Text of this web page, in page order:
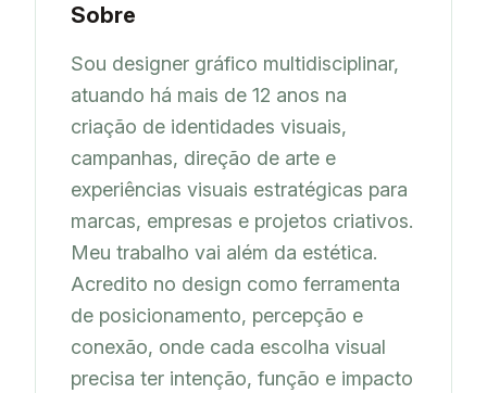
Sobre
Sou designer gráfico multidisciplinar,
atuando há mais de 12 anos na
criação de identidades visuais,
campanhas, direção de arte e
experiências visuais estratégicas para
marcas, empresas e projetos criativos.
Meu trabalho vai além da estética.
Acredito no design como ferramenta
de posicionamento, percepção e
conexão, onde cada escolha visual
precisa ter intenção, função e impacto